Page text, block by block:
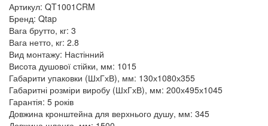
Артикул: QT1001CRM
Бренд: Qtap
Вага брутто, кг: 3
Вага нетто, кг: 2.8
Вид монтажу: Настінний
Висота душової стійки, мм: 1015
Габарити упаковки (ШхГхВ), мм: 130х1080х355
Габаритні розміри виробу (ШхГхВ), мм: 200х495х1045
Гарантія: 5 років
Довжина кронштейна для верхнього душу, мм: 345